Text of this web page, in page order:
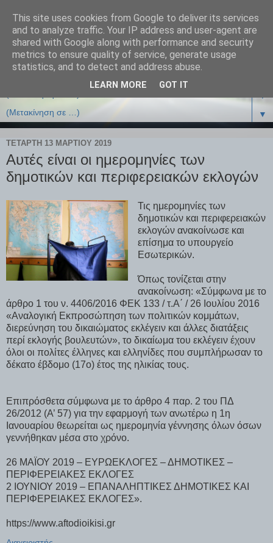
▼
▼
ΤΕΤΆΡΤΗ 13 ΜΑΡΤΊΟΥ 2019
Αυτές είναι οι ημερομηνίες των
δημοτικών και περιφερειακών εκλογών
Τις ημερομηνίες των
δημοτικών και περιφερειακών
εκλογών ανακοίνωσε και
επίσημα το υπουργείο
Εσωτερικών.
Όπως τονίζεται στην
ανακοίνωση: «Σύμφωνα με το
άρθρο 1 του ν. 4406/2016 ΦΕΚ 133 / τ.Α΄ / 26 Ιουλίου 2016
«Αναλογική Εκπροσώπηση των πολιτικών κομμάτων,
διερεύνηση του δικαιώματος εκλέγειν και άλλες διατάξεις
περί εκλογής βουλευτών», το δικαίωμα του εκλέγειν έχουν
όλοι οι πολίτες έλληνες και ελληνίδες που συμπλήρωσαν το
δέκατο έβδομο (17ο) έτος της ηλικίας τους.
Επιπρόσθετα σύμφωνα με το άρθρο 4 παρ. 2 του ΠΔ
26/2012 (Α’ 57) για την εφαρμογή των ανωτέρω η 1η
Ιανουαρίου θεωρείται ως ημερομηνία γέννησης όλων όσων
γεννήθηκαν μέσα στο χρόνο.
26 ΜΑΪΟΥ 2019 – ΕΥΡΩΕΚΛΟΓΕΣ – ΔΗΜΟΤΙΚΕΣ –
ΠΕΡΙΦΕΡΕΙΑΚΕΣ ΕΚΛΟΓΕΣ
2 ΙΟΥΝΙΟΥ 2019 – ΕΠΑΝΑΛΗΠΤΙΚΕΣ ΔΗΜΟΤΙΚΕΣ ΚΑΙ
ΠΕΡΙΦΕΡΕΙΑΚΕΣ ΕΚΛΟΓΕΣ».
https://www.aftodioikisi.gr
This site uses cookies from Google to deliver its services
and to analyze traffic. Your IP address and user-agent are
shared with Google along with performance and security
metrics to ensure quality of service, generate usage
statistics, and to detect and address abuse.
LEARN MORE GOT IT